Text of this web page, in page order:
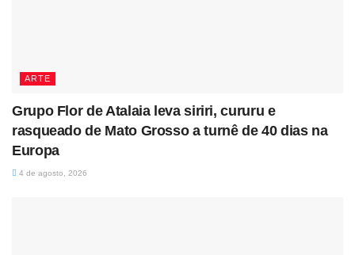
ARTE
Grupo Flor de Atalaia leva siriri, cururu e
rasqueado de Mato Grosso a turnê de 40 dias na
Europa
4 de agosto, 2026